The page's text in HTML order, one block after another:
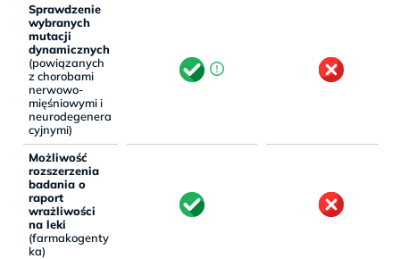
Sprawdzenie
wybranych
mutacji
dynamicznych
(powiązanych
z chorobami
nerwowo-
mięśniowymi i
neurodegenera
cyjnymi)
Możliwość
rozszerzenia
badania o
raport
wrażliwości
na leki
(farmakogenty
ka)